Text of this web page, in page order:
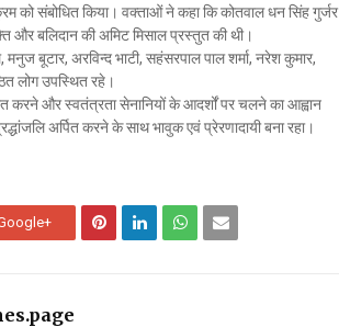
को संबोधित किया। वक्ताओं ने कहा कि कोतवाल धन सिंह गुर्जर
और बलिदान की अमिट मिसाल प्रस्तुत की थी।
बूटार, अरविन्द भाटी, सहंसरपाल पाल शर्मा, नरेश कुमार,
लोग उपस्थित रहे।
करने और स्वतंत्रता सेनानियों के आदर्शों पर चलने का आह्वान
अर्पित करने के साथ भावुक एवं प्रेरणादायी बना रहा।